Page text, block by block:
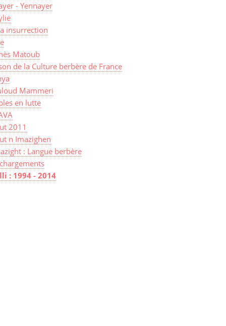
- Yennayer
insurrection
Matoub
de la Culture berbère de France
Mammeri
en lutte
2011
n Imazighen
: Langue berbère
: 1994 - 2014